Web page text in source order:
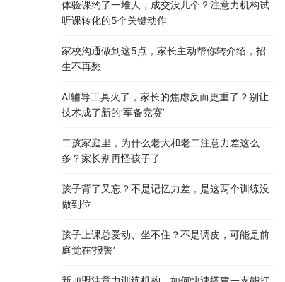
体验课约了一堆人，成交没几个？注意力机构试
听课转化的5个关键动作
家校沟通做到这5点，家长主动帮你转介绍，招
生不再愁
AI辅导工具火了，家长的焦虑反而更重了？别让
技术成了新的’军备竞赛’
二孩家庭里，为什么老大和老二注意力差这么
多？家长别再怪孩子了
孩子背了又忘？不是记忆力差，是这两个训练没
做到位
孩子上课总爱动、坐不住？不是调皮，可能是前
庭觉在’报警’